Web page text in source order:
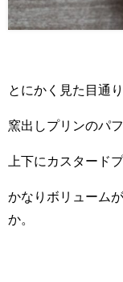
とにかく見た目通
窯出しプリンのパ
上下にカスタード
かなりボリューム
か。